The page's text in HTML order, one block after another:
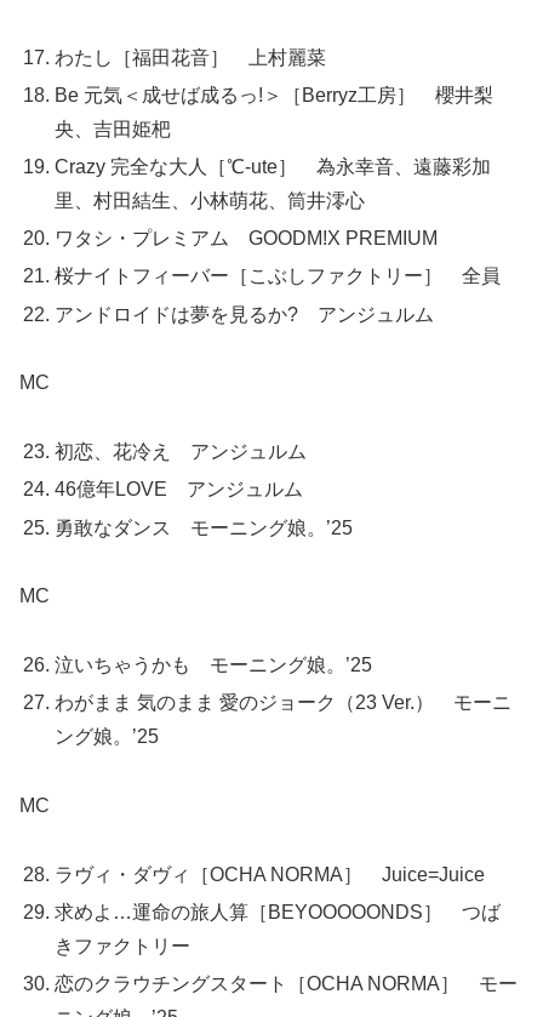
わたし［福田花音］ 上村麗菜
Be 元気＜成せば成るっ!＞［Berryz工房］ 櫻井梨
央、吉田姫杷
Crazy 完全な大人［℃-ute］ 為永幸音、遠藤彩加
里、村田結生、小林萌花、筒井澪心
ワタシ・プレミアム GOODM!X PREMIUM
桜ナイトフィーバー［こぶしファクトリー］ 全員
アンドロイドは夢を見るか? アンジュルム
MC
初恋、花冷え アンジュルム
46億年LOVE アンジュルム
勇敢なダンス モーニング娘。’25
MC
泣いちゃうかも モーニング娘。’25
わがまま 気のまま 愛のジョーク（23 Ver.） モーニ
ング娘。’25
MC
ラヴィ・ダヴィ［OCHA NORMA］ Juice=Juice
求めよ…運命の旅人算［BEYOOOOONDS］ つば
きファクトリー
恋のクラウチングスタート［OCHA NORMA］ モー